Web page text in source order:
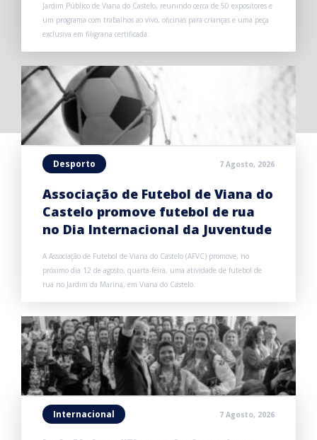
Jardim Público de Viana do Castelo, reunindo cerca de 50 expositores e
um programa com trabalhos ao vivo, oficinas para crianças e uma peça
exclusiva em filigrana certificada.
Desporto 7 Agosto, 2026
Associação de Futebol de Viana do
Castelo promove futebol de rua
no Dia Internacional da Juventude
A Associação de Futebol de Viana do Castelo (AFVC) promove, no
próximo dia 12 de agosto, quarta-feira, uma atividade de futebol de
rua no Jardim da Marina, em Viana do Castelo.
Internacional 7 Agosto, 2026